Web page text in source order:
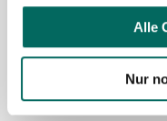
Alle
Nur
Jetzt zur